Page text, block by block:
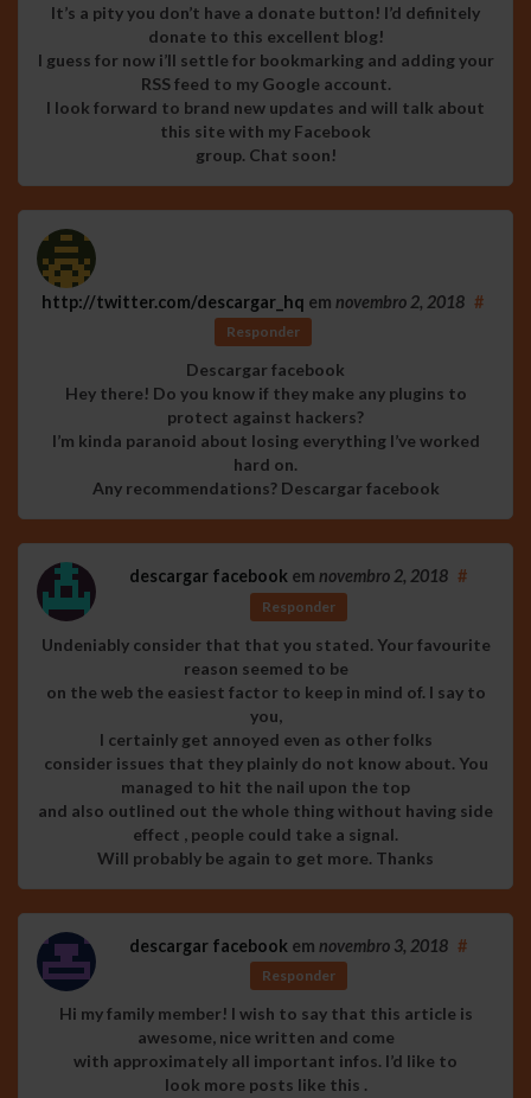
It’s a pity you don’t have a donate button! I’d definitely
donate to this excellent blog!
I guess for now i’ll settle for bookmarking and adding your
RSS feed to my Google account.
I look forward to brand new updates and will talk about
this site with my Facebook
group. Chat soon!
http://twitter.com/descargar_hq em novembro 2, 2018 #
Responder
Descargar facebook
Hey there! Do you know if they make any plugins to
protect against hackers?
I’m kinda paranoid about losing everything I’ve worked
hard on.
Any recommendations? Descargar facebook
descargar facebook em novembro 2, 2018 #
Responder
Undeniably consider that that you stated. Your favourite
reason seemed to be
on the web the easiest factor to keep in mind of. I say to
you,
I certainly get annoyed even as other folks
consider issues that they plainly do not know about. You
managed to hit the nail upon the top
and also outlined out the whole thing without having side
effect , people could take a signal.
Will probably be again to get more. Thanks
descargar facebook em novembro 3, 2018 #
Responder
Hi my family member! I wish to say that this article is
awesome, nice written and come
with approximately all important infos. I’d like to
look more posts like this .